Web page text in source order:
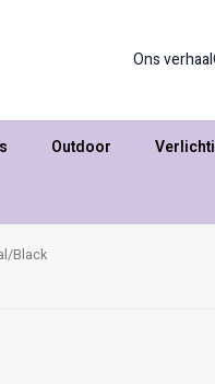
Ons verhaal
Outdoor
Black